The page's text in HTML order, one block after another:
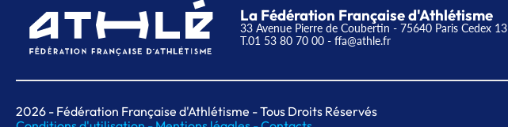
La Fédération Française d'Athlétisme
33 Avenue Pierre de Coubertin - 75640 Paris Cedex 13
T.01 53 80 70 00 - ffa@athle.fr
2026 - Fédération Française d'Athlétisme - Tous Droits Réservés